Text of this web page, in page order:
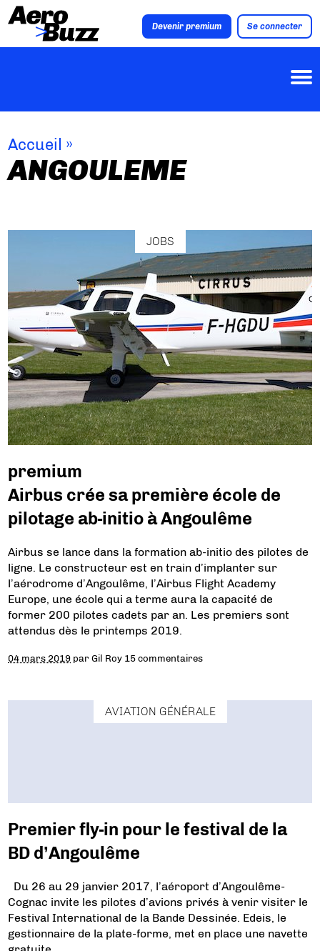
Devenir premium Se connecter
Accueil »
ANGOULEME
JOBS
premium
Airbus crée sa première école de
pilotage ab-initio à Angoulême
Airbus se lance dans la formation ab-initio des pilotes de
ligne. Le constructeur est en train d’implanter sur
l’aérodrome d’Angoulême, l’Airbus Flight Academy
Europe, une école qui a terme aura la capacité de
former 200 pilotes cadets par an. Les premiers sont
attendus dès le printemps 2019.
04 mars 2019 parGil Roy 15 commentaires
AVIATION GÉNÉRALE
Premier fly-in pour le festival de la
BD d’Angoulême
Du 26 au 29 janvier 2017, l’aéroport d’Angoulême-
Cognac invite les pilotes d’avions privés à venir visiter le
Festival International de la Bande Dessinée. Edeis, le
gestionnaire de la plate-forme, met en place une navette